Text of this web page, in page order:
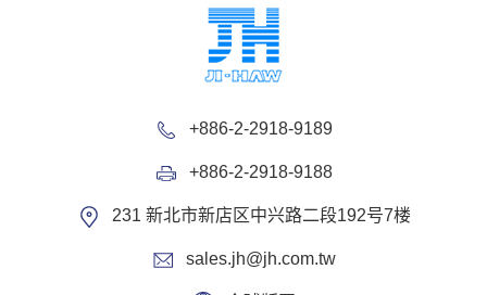
+886-2-2918-9189
+886-2-2918-9188
231 新北市新店区中兴路二段192号7楼
sales.jh@jh.com.tw